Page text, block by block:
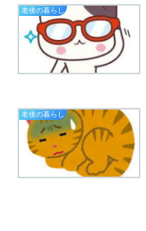
老後の暮らし
老後の暮らし